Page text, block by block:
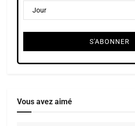
Vous avez aimé